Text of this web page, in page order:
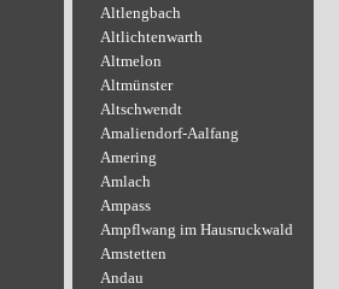
Altlengbach
Altlichtenwarth
Altmelon
Altmünster
Altschwendt
Amaliendorf-Aalfang
Amering
Amlach
Ampass
Ampflwang im Hausruckwald
Amstetten
Andau